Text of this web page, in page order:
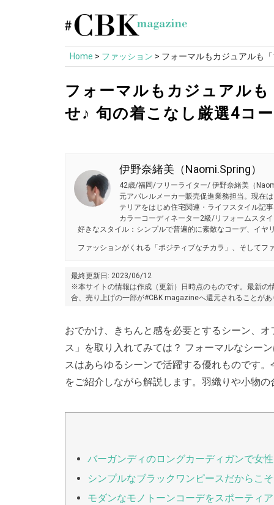
content
Home > ファッション > フォーマルもカジュアルも
フォーマルもカジュアル
せ♪ 旬の着こなし厳選4コ
伊野奈緒美（Naomi.Spring）
42歳/福岡/フリーライター/ 伊野奈緒美（
元アパレルメーカー販売促進業務担当。現在
テリアをはじめ住宅関連・ライフスタイル記
カラーコーディネーター2級/リフォームスタ
好きなスタイル：シンプルで普遍的に素敵なコーデ、イヤ
ファッションがくれる「ポジティブなチカラ」、そしてフ
最終更新日: 2023/06/12
※本サイトの情報は作成（更新）日時点のものです。最新の
合、売り上げの一部が#CBK magazineへ還元されることがあ
おでかけ、きちんと感を必要とするシーン、
ス」を取り入れてみては？ フォーマルなシー
スはあらゆるシーンで活躍する優れものです
をご紹介しながら解説します。羽織りや小物
バーガンディのロングカーディガンで女
シンプルなブラックワンピースだからこ
モダンなモノトーンコーデをスポーティ